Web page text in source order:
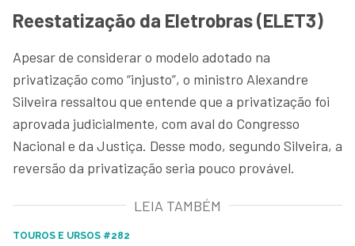
Reestatização da Eletrobras (ELET3)
Apesar de considerar o modelo adotado na
privatização como “injusto”, o ministro Alexandre
Silveira ressaltou que entende que a privatização foi
aprovada judicialmente, com aval do Congresso
Nacional e da Justiça. Desse modo, segundo Silveira, a
reversão da privatização seria pouco provável.
LEIA TAMBÉM
TOUROS E URSOS #282